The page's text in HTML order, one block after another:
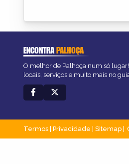
ENCONTRAPALHOÇA
O melhor de Palhoça num só
locais, serviços e muito mais no
Termos Privacidade Sitemap